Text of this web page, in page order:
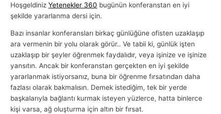
HoşgeldinizYetenekler 360 bugünün konferanstan en iyi
şekilde yararlanma dersi için.
Bazı insanlar konferansları birkaç günlüğüne ofisten uzaklaşıp
ara vermenin bir yolu olarak görür.. Ve tabii ki, günlük işten
uzaklaşıp bir şeyler öğrenmek faydalıdır, veya işinize ve işinize
yansıtın. Ancak bir konferanstan gerçekten en iyi şekilde
yararlanmak istiyorsanız, buna bir öğrenme fırsatından daha
fazlası olarak bakmalısın. Demek istediğim, tek bir yerde
başkalarıyla bağlantı kurmak isteyen yüzlerce, hatta binlerce
kişi varsa, ağ oluşturma için altın bir fırsat.